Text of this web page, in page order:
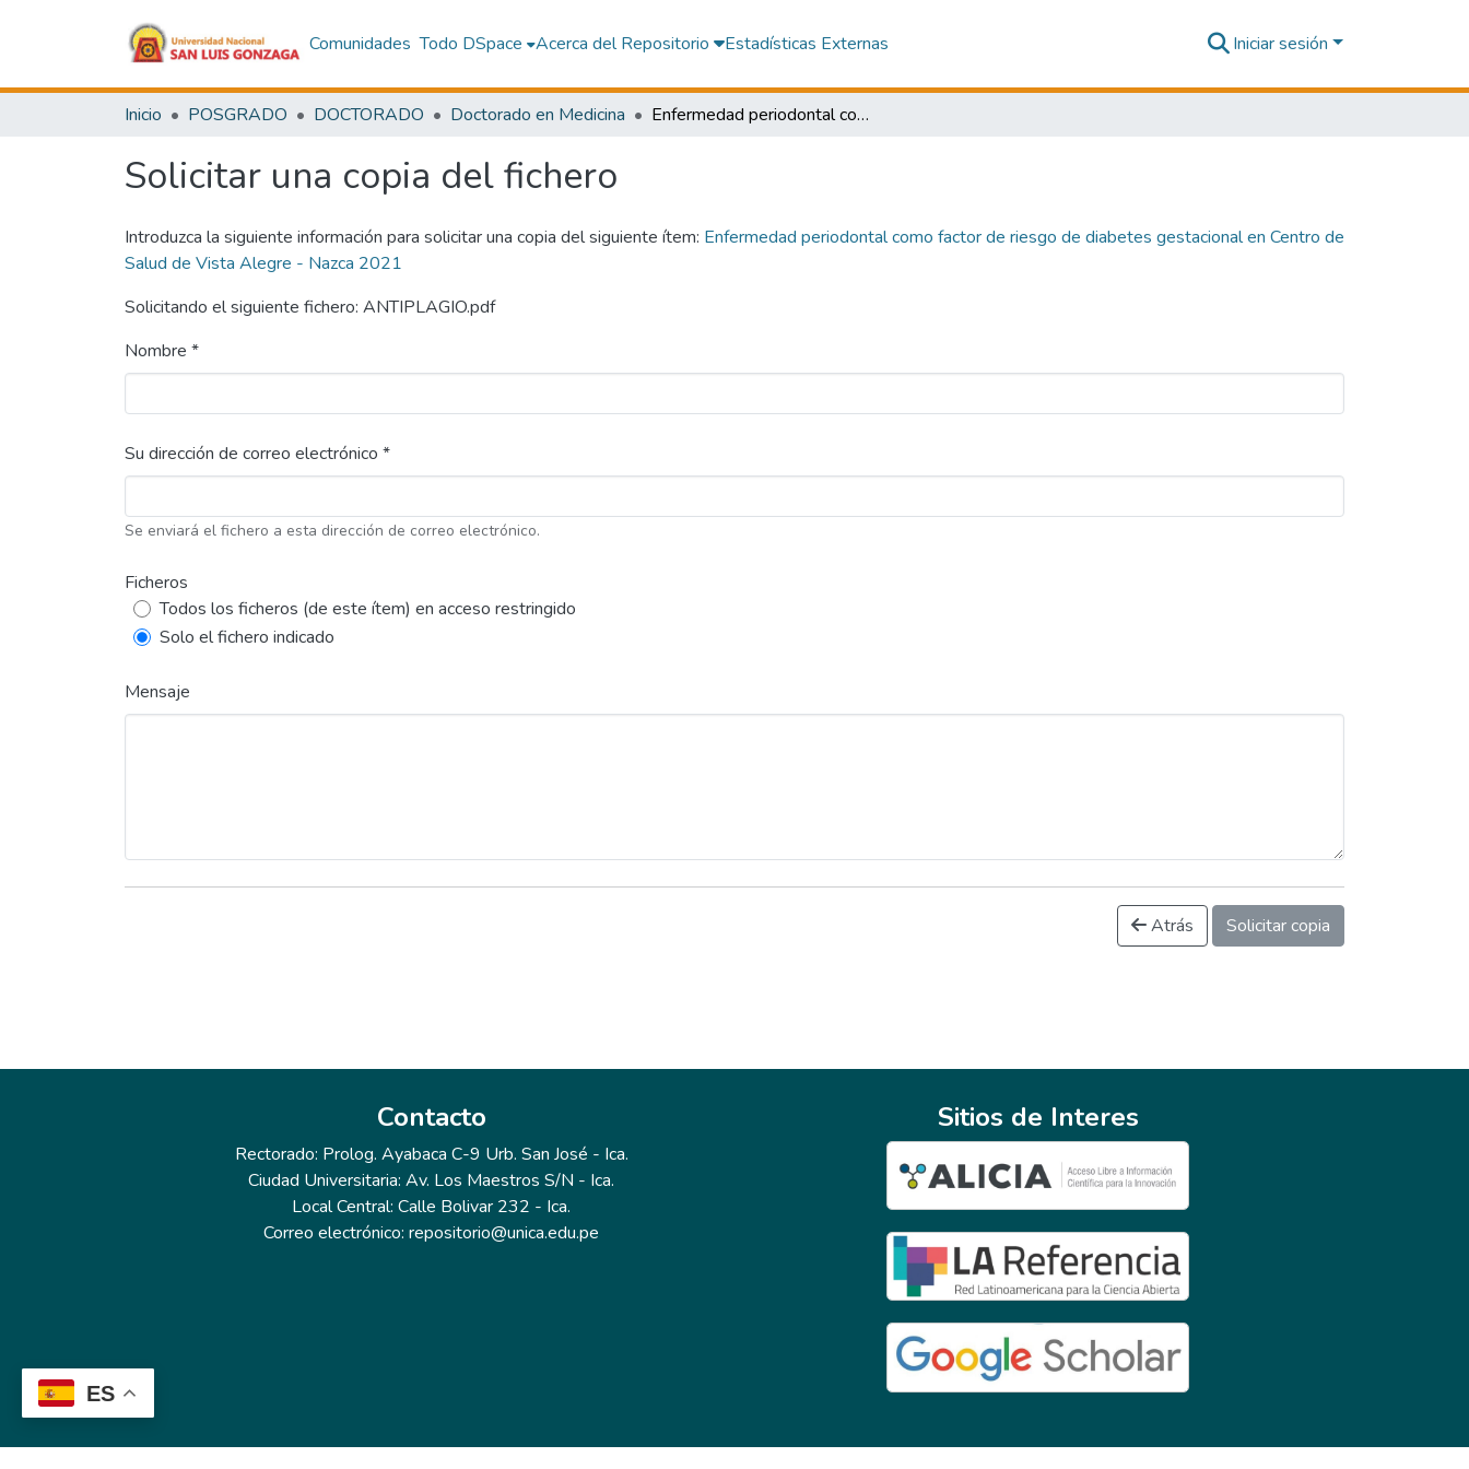
ES
Comunidades Todo DSpace Acerca del Repositorio Estadísticas Externas Iniciar sesión
Inicio POSGRADO DOCTORADO Doctorado en Medicina Enfermedad periodontal como factor de riesgo de diabetes gestacional en Centro de Salud de Vista Alegre - Nazca 2021
Solicitar una copia del fichero
Introduzca la siguiente información para solicitar una copia del siguiente ítem: Enfermedad periodontal como factor de riesgo de diabetes gestacional en Centro de
Salud de Vista Alegre - Nazca 2021
Solicitando el siguiente fichero: ANTIPLAGIO.pdf
Nombre *
Su dirección de correo electrónico *
Se enviará el fichero a esta dirección de correo electrónico.
Ficheros
Todos los ficheros (de este ítem) en acceso restringido
Solo el fichero indicado
Mensaje
Atrás Solicitar copia
Contacto
Rectorado: Prolog. Ayabaca C-9 Urb. San José - Ica.
Ciudad Universitaria: Av. Los Maestros S/N - Ica.
Local Central: Calle Bolivar 232 - Ica.
Correo electrónico: repositorio@unica.edu.pe
Sitios de Interes